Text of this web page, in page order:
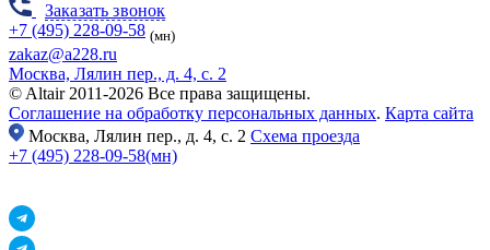
Заказать звонок
+7 (495) 228-09-58 (мн)
zakaz@a228.ru
Москва, Лялин пер., д. 4, с. 2
© Altair 2011-2026 Все права защищены.
Соглашение на обработку персональных данных. Карта сайта
Москва, Лялин пер., д. 4, с. 2 Схема проезда
+7 (495) 228-09-58(мн)